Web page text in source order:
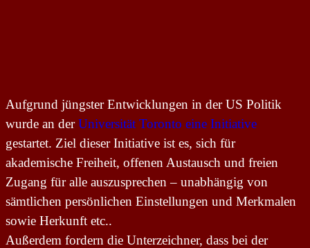
Aufgrund jüngster Entwicklungen in der US Politik
wurde an derUniversität Toronto eine Initiative
gestartet. Ziel dieser Initiative ist es, sich für
akademische Freiheit, offenen Austausch und freien
Zugang für alle auszusprechen – unabhängig von
sämtlichen persönlichen Einstellungen und Merkmalen
sowie Herkunft etc..
Außerdem fordern die Unterzeichner, dass bei der